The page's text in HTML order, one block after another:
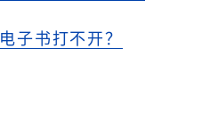
电子书打不开？